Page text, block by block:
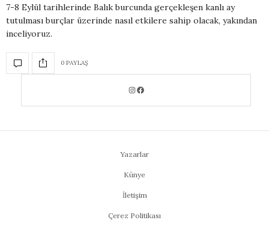
7-8 Eylül tarihlerinde Balık burcunda gerçekleşen kanlı ay
tutulması burçlar üzerinde nasıl etkilere sahip olacak, yakından
inceliyoruz.
0 PAYLAŞ
Yazarlar
Künye
İletişim
Çerez Politikası